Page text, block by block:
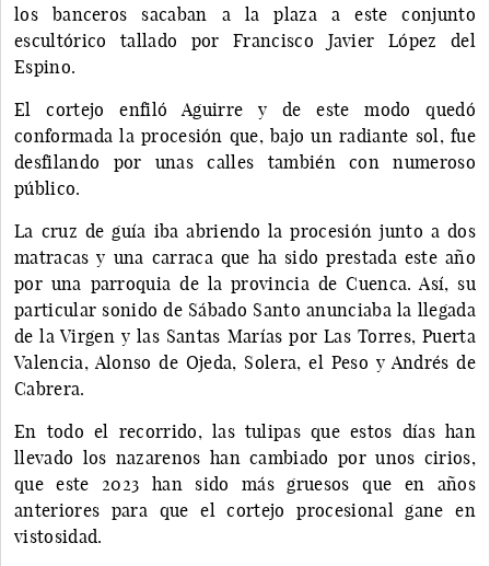
los banceros sacaban a la plaza a este conjunto
escultórico tallado por Francisco Javier López del
Espino.
El cortejo enfiló Aguirre y de este modo quedó
conformada la procesión que, bajo un radiante sol, fue
desfilando por unas calles también con numeroso
público.
La cruz de guía iba abriendo la procesión junto a dos
matracas y una carraca que ha sido prestada este año
por una parroquia de la provincia de Cuenca. Así, su
particular sonido de Sábado Santo anunciaba la llegada
de la Virgen y las Santas Marías por Las Torres, Puerta
Valencia, Alonso de Ojeda, Solera, el Peso y Andrés de
Cabrera.
En todo el recorrido, las tulipas que estos días han
llevado los nazarenos han cambiado por unos cirios,
que este 2023 han sido más gruesos que en años
anteriores para que el cortejo procesional gane en
vistosidad.